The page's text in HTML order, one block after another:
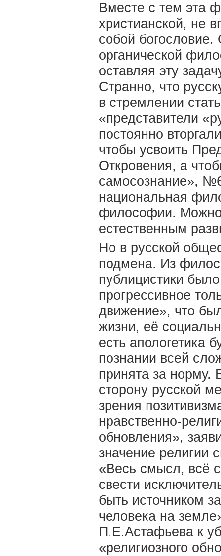
Вместе с тем эта
христианской, не
собой
органической
оставляя эту
Странно, что
в стремлении
«представители
постоянно
чтобы усвоить
Откровения, а
самосознание»,
национальная
философии. Можно
естественным
Но в русской
подмена. Из
публицистики
прогрессивное
движение», что
жизни, её
есть апологетика
познании всей
принята за норму.
сторону русской
зрения
нравственно-
обновления»,
значение религии
«Весь смысл, всё
свести
быть источником
человека на
П.Е.Астафьева к
«религиозного